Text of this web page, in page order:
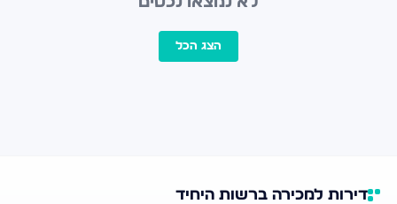
הצג הכל
דירות למכירה ברשות היחיד